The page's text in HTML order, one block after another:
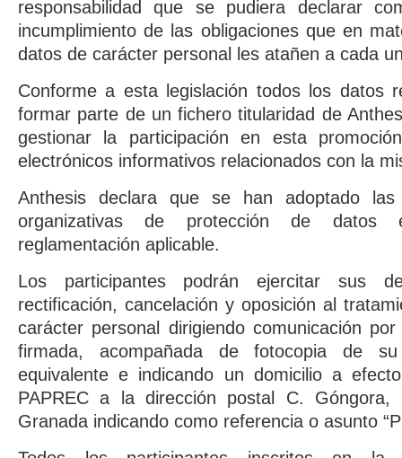
responsabilidad que se pudiera declarar
incumplimiento de las obligaciones que en
datos de carácter personal les atañen a cada
Conforme a esta legislación todos los datos
formar parte de un fichero titularidad de
gestionar la participación en esta
electrónicos informativos relacionados con la
Anthesis declara que se han adoptado
organizativas de protección de datos
reglamentación aplicable.
Los participantes podrán ejercitar sus
rectificación, cancelación y oposición al
carácter personal dirigiendo comunicación
firmada, acompañada de fotocopia de
equivalente e indicando un domicilio a
PAPREC a la dirección postal C. Góngora,
Granada indicando como referencia o asunto